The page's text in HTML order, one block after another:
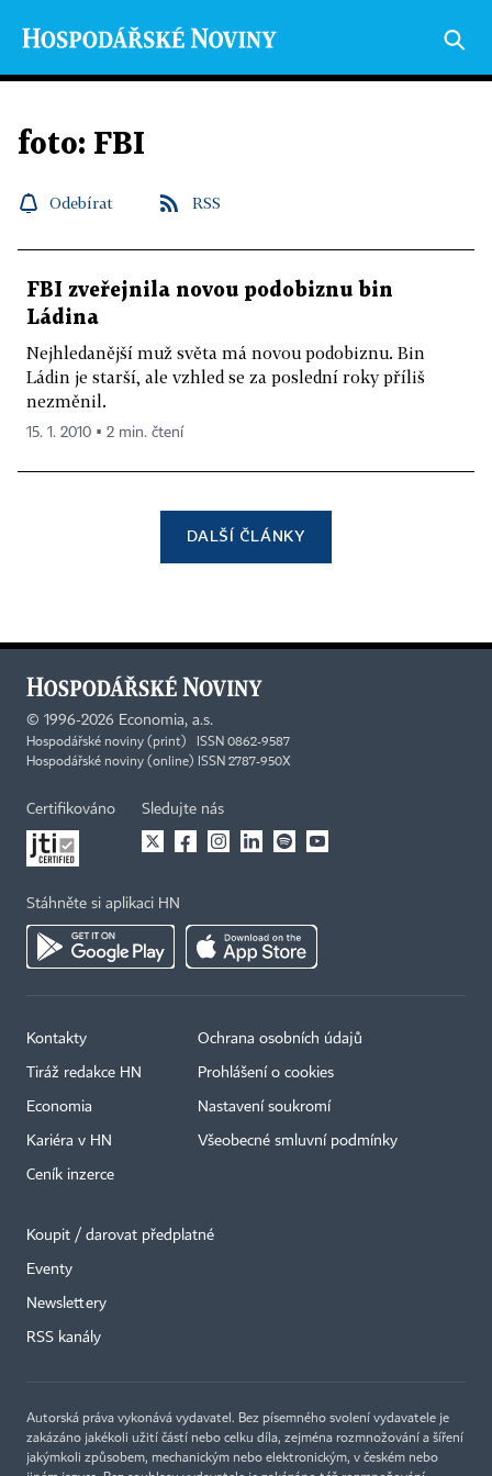
foto: FBI
Odebírat RSS
FBI zveřejnila novou podobiznu bin
Ládina
Nejhledanější muž světa má novou podobiznu. Bin
Ládin je starší, ale vzhled se za poslední roky příliš
nezměnil.
15. 1. 2010 ▪ 2 min. čtení
DALŠÍ ČLÁNKY
© 1996-2026 Economia, a.s.
Hospodářské noviny (print) ISSN 0862-9587
Hospodářské noviny (online) ISSN 2787-950X
Certifikováno Sledujte nás
Stáhněte si aplikaci HN
Kontakty
Tiráž redakce HN
Economia
Kariéra v HN
Ceník inzerce
Ochrana osobních údajů
Prohlášení o cookies
Nastavení soukromí
Všeobecné smluvní podmínky
Koupit / darovat předplatné
Eventy
Newslettery
RSS kanály
Autorská práva vykonává vydavatel. Bez písemného svolení vydavatele je
zakázáno jakékoli užití částí nebo celku díla, zejména rozmnožování a šíření
jakýmkoli způsobem, mechanickým nebo elektronickým, v českém nebo